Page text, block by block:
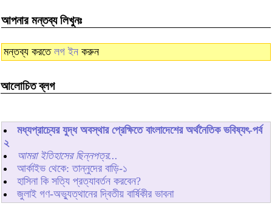
আপনার মন্তব্য লিখুনঃ
মন্তব্য করতে লগ ইন করুন
আলোচিত ব্লগ
মধ্যপ্রাচ্যের যুদ্ধ অবস্থার প্রেক্ষিতে বাংলাদেশের অর্থনৈতিক ভবিষ্যৎ-পর্ব
২
আমরা ইতিহাসের ছিন্নপত্র...
আর্কাইভ থেকে: তান্নুদের বাড়ি-১
হাসিনা কি সত্যি প্রত্যাবর্তন করবেন?
জুলাই গণ-অভ্যুত্থানের দ্বিতীয় বার্ষিকীর ভাবনা